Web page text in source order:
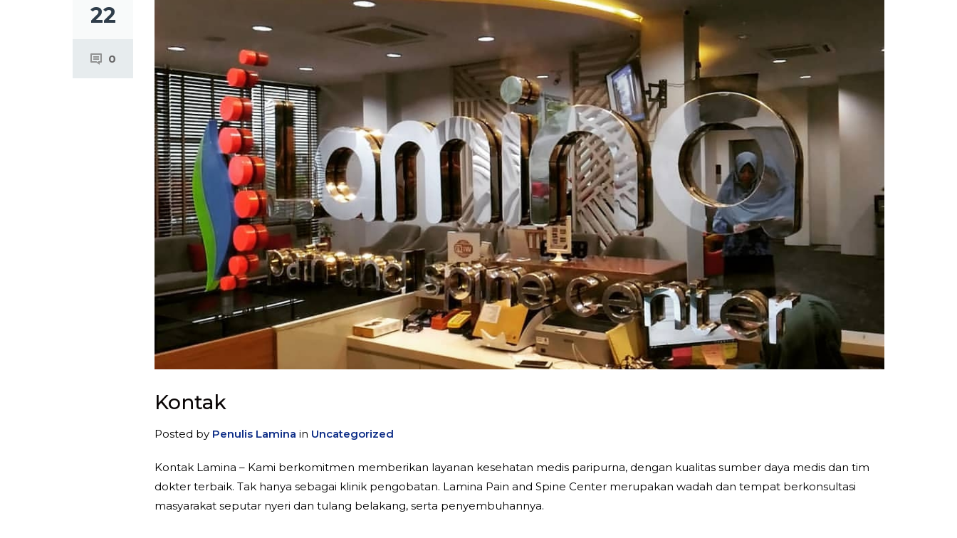
22
0
Kontak
Posted by Penulis Lamina in Uncategorized
Kontak Lamina – Kami berkomitmen memberikan layanan kesehatan medis paripurna, dengan kualitas sumber daya medis dan tim
dokter terbaik. Tak hanya sebagai klinik pengobatan. Lamina Pain and Spine Center merupakan wadah dan tempat berkonsultasi
masyarakat seputar nyeri dan tulang belakang, serta penyembuhannya.